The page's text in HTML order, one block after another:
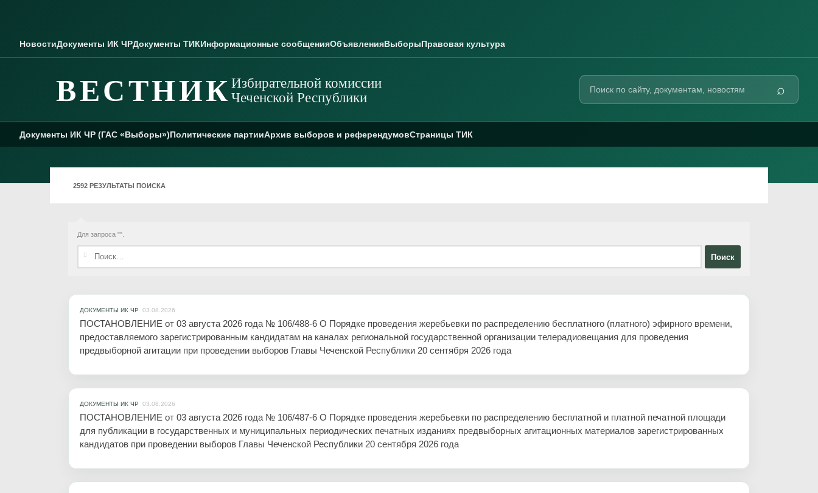
НовостиДокументы ИК ЧРДокументы ТИКИнформационные сообщенияОбъявленияВыборыПравовая культура
ВЕСТНИК Избирательной комиссии
Чеченской Республики
Поиск
сайту
⌕
Документы ИК ЧР (ГАС «Выборы»)Политические партииАрхив выборов и референдумовСтраницы ТИК
2592 РЕЗУЛЬТАТЫ ПОИСКА
Для запроса "".
ДОКУМЕНТЫ ИК ЧР 03.08.2026
ПОСТАНОВЛЕНИЕ от 03 августа 2026 года № 106/488-6 О Порядке проведения жеребьевки по распределению бесплатного (платного) эфирного времени,
предоставляемого зарегистрированным кандидатам на каналах региональной государственной организации телерадиовещания для проведения
предвыборной агитации при проведении выборов Главы Чеченской Республики 20 сентября 2026 года
ДОКУМЕНТЫ ИК ЧР 03.08.2026
ПОСТАНОВЛЕНИЕ от 03 августа 2026 года № 106/487-6 О Порядке проведения жеребьевки по распределению бесплатной и платной печатной площади
для публикации в государственных и муниципальных периодических печатных изданиях предвыборных агитационных материалов зарегистрированных
кандидатов при проведении выборов Главы Чеченской Республики 20 сентября 2026 года